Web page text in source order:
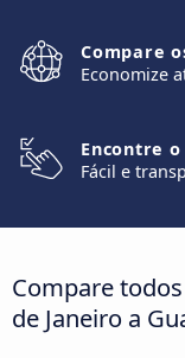
Compare
Economize
Encontre
Fácil e
Compare
de Janeiro a